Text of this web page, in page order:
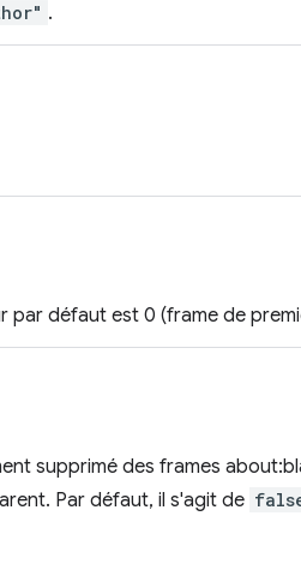
.
par défaut est 0 (frame de
supprimé des frames
Par défaut, il s'agit de